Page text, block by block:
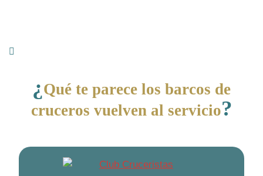
¿ Qué te parece los barcos de
cruceros vuelven al servicio?